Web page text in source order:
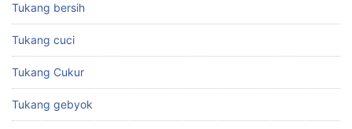
Tukang bersih
Tukang cuci
Tukang Cukur
Tukang gebyok